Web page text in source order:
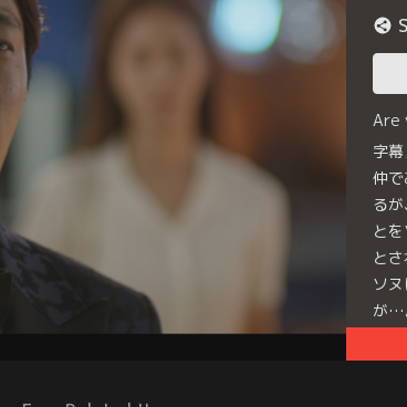
Are
字
仲
る
と
と
ソ
が…